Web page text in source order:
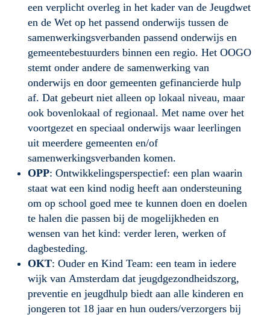
een verplicht overleg in het kader van de Jeugdwet
en de Wet op het passend onderwijs tussen de
samenwerkingsverbanden passend onderwijs en
gemeentebestuurders binnen een regio. Het OOGO
stemt onder andere de samenwerking van
onderwijs en door gemeenten gefinancierde hulp
af. Dat gebeurt niet alleen op lokaal niveau, maar
ook bovenlokaal of regionaal. Met name over het
voortgezet en speciaal onderwijs waar leerlingen
uit meerdere gemeenten en/of
samenwerkingsverbanden komen.
OPP: Ontwikkelingsperspectief: een plan waarin
staat wat een kind nodig heeft aan ondersteuning
om op school goed mee te kunnen doen en doelen
te halen die passen bij de mogelijkheden en
wensen van het kind: verder leren, werken of
dagbesteding.
OKT: Ouder en Kind Team: een team in iedere
wijk van Amsterdam dat jeugdgezondheidszorg,
preventie en jeugdhulp biedt aan alle kinderen en
jongeren tot 18 jaar en hun ouders/verzorgers bij